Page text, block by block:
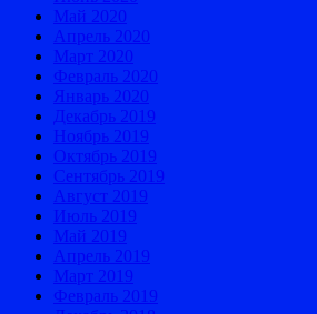
Май 2020
Апрель 2020
Март 2020
Февраль 2020
Январь 2020
Декабрь 2019
Ноябрь 2019
Октябрь 2019
Сентябрь 2019
Август 2019
Июль 2019
Май 2019
Апрель 2019
Март 2019
Февраль 2019